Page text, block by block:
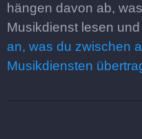
hängen davon ab,
Musikdienst lesen
an, was du zwischen
Musikdiensten